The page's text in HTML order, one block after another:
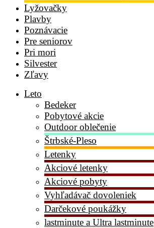
Lyžovačky
Plavby
Poznávacie
Pre seniorov
Pri mori
Silvester
Zľavy
Leto
Bedeker
Pobytové akcie
Outdoor oblečenie
Štrbské-Pleso
Letenky
Akciové letenky
Akciové pobyty
Vyhľadávač dovoleniek
Darčekové poukážky
lastminute a Ultra lastminute